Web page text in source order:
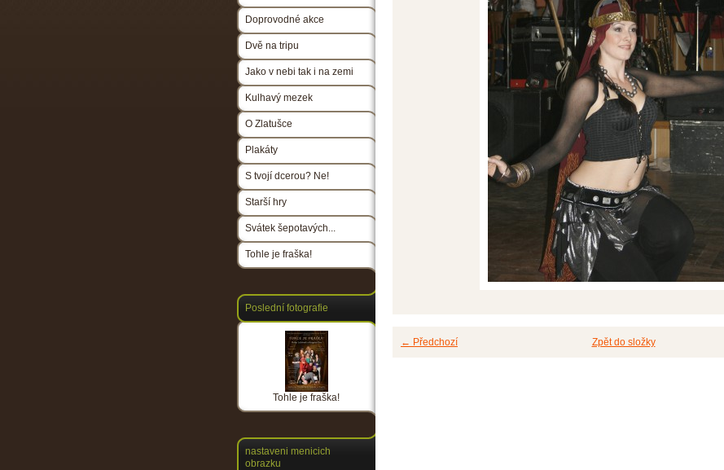
← Předchozí Zpět do složky
Doprovodné akce
Dvě na tripu
Jako v nebi tak i na zemi
Kulhavý mezek
O Zlatušce
Plakáty
S tvojí dcerou? Ne!
Starší hry
Svátek šepotavých...
Tohle je fraška!
Poslední fotografie
Tohle je fraška!
nastaveni menicich
obrazku